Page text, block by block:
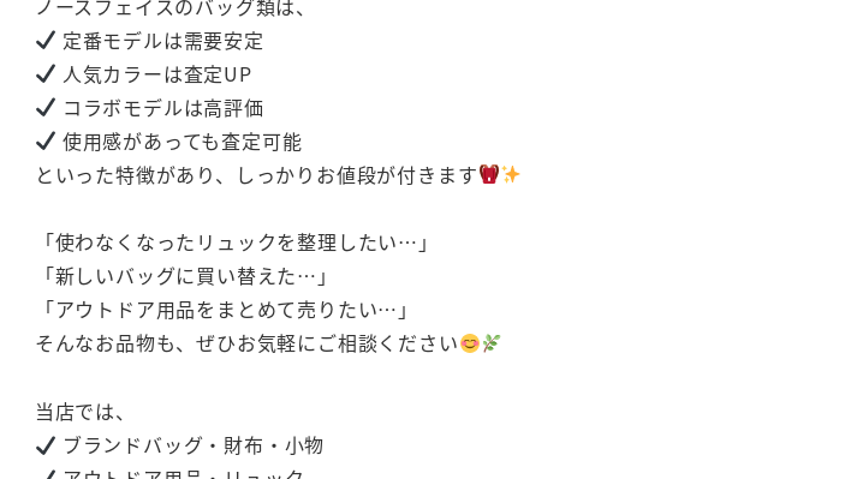
定番モデルは需要安定
人気カラーは査定UP
コラボモデルは高評価
使用感があっても査定可能
といった特徴があり、しっかりお値段が付きます
「使わなくなったリュックを整理したい…」
「新しいバッグに買い替えた…」
「アウトドア用品をまとめて売りたい…」
そんなお品物も、ぜひお気軽にご相談ください
当店では、
ブランドバッグ・財布・小物